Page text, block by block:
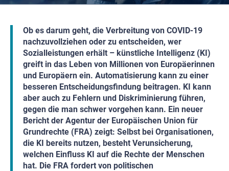
Ob es darum geht, die Verbreitung von COVID-19
nachzuvollziehen oder zu entscheiden, wer
Sozialleistungen erhält – künstliche Intelligenz (KI)
greift in das Leben von Millionen von Europäerinnen
und Europäern ein. Automatisierung kann zu einer
besseren Entscheidungsfindung beitragen. KI kann
aber auch zu Fehlern und Diskriminierung führen,
gegen die man schwer vorgehen kann. Ein neuer
Bericht der Agentur der Europäischen Union für
Grundrechte (FRA) zeigt: Selbst bei Organisationen,
die KI bereits nutzen, besteht Verunsicherung,
welchen Einfluss KI auf die Rechte der Menschen
hat. Die FRA fordert von politischen